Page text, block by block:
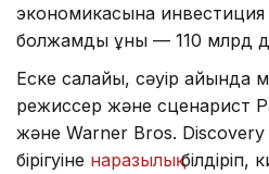
экономикасына инвестиция
болжамды құны — 110 млрд
Еске салайық, сәуір айында
режиссер және сценарист
және Warner Bros.
бірігуіне наразылықбілдіріп,